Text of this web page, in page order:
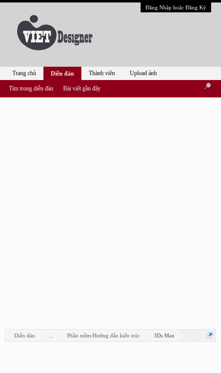
Đăng Nhập hoặc Đăng Ký
Diễn đàn Phần mềm/Hướng dẫn kiến trúc 3Ds Max
Trang chủ Diễn đàn
Tìm trong diễn đàn Bài viết gần đây
Thành viên Upload ảnh